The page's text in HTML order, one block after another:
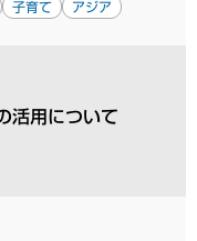
子育て アジア
活用について